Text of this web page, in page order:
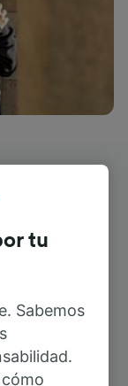
de
viajeros
tu
Sabemos